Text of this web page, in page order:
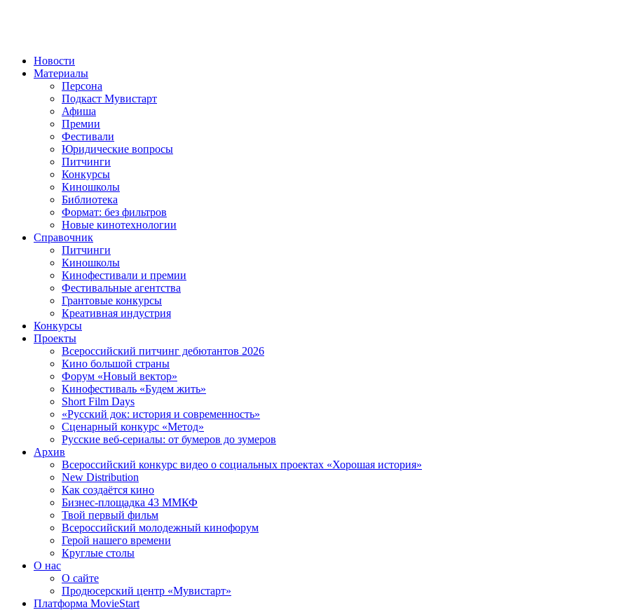
Новости
Материалы
Персона
Подкаст Мувистарт
Афиша
Премии
Фестивали
Юридические вопросы
Питчинги
Конкурсы
Киношколы
Библиотека
Формат: без фильтров
Новые кинотехнологии
Справочник
Питчинги
Киношколы
Кинофестивали и премии
Фестивальные агентства
Грантовые конкурсы
Креативная индустрия
Конкурсы
Проекты
Всероссийский питчинг дебютантов 2026
Кино большой страны
Форум «Новый вектор»
Кинофестиваль «Будем жить»
Short Film Days
«Русский док: история и современность»
Сценарный конкурс «Метод»
Русские веб-сериалы: от бумеров до зумеров
Архив
Всероссийский конкурс видео о социальных проектах «Хорошая история»
New Distribution
Как создаётся кино
Бизнес-площадка 43 ММКФ
Твой первый фильм
Всероссийский молодежный кинофорум
Герой нашего времени
Круглые столы
О нас
О сайте
Продюсерский центр «Мувистарт»
Платформа MovieStart